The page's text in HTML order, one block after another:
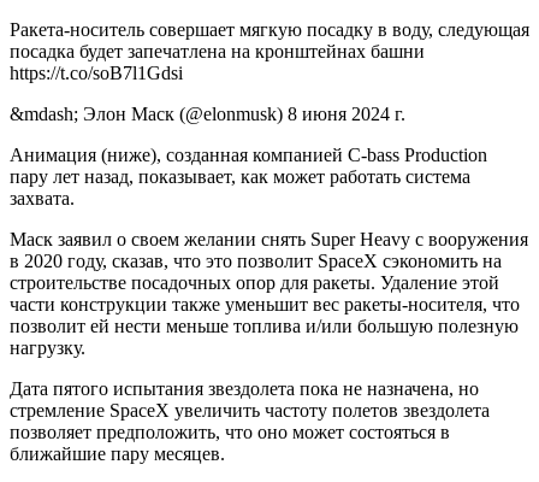
Ракета-носитель совершает мягкую посадку в воду, следующая
посадка будет запечатлена на кронштейнах башни
https://t.co/soB7l1Gdsi
&mdash; Элон Маск (@elonmusk) 8 июня 2024 г.
Анимация (ниже), созданная компанией C-bass Production
пару лет назад, показывает, как может работать система
захвата.
Маск заявил о своем желании снять Super Heavy с вооружения
в 2020 году, сказав, что это позволит SpaceX сэкономить на
строительстве посадочных опор для ракеты. Удаление этой
части конструкции также уменьшит вес ракеты-носителя, что
позволит ей нести меньше топлива и/или большую полезную
нагрузку.
Дата пятого испытания звездолета пока не назначена, но
стремление SpaceX увеличить частоту полетов звездолета
позволяет предположить, что оно может состояться в
ближайшие пару месяцев.